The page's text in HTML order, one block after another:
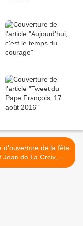
d'ouverture de la fête
Jean de La Croix, 14
décembre >